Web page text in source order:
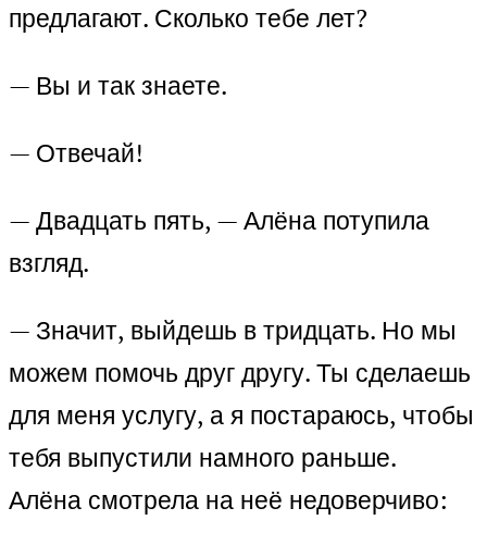
предлагают. Сколько тебе лет?
— Вы и так знаете.
— Отвечай!
— Двадцать пять, — Алёна потупила
взгляд.
— Значит, выйдешь в тридцать. Но мы
можем помочь друг другу. Ты сделаешь
для меня услугу, а я постараюсь, чтобы
тебя выпустили намного раньше.
Алёна смотрела на неё недоверчиво: